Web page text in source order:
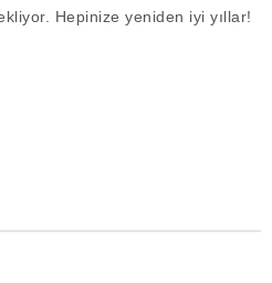
Hepinize yeniden iyi yıllar!